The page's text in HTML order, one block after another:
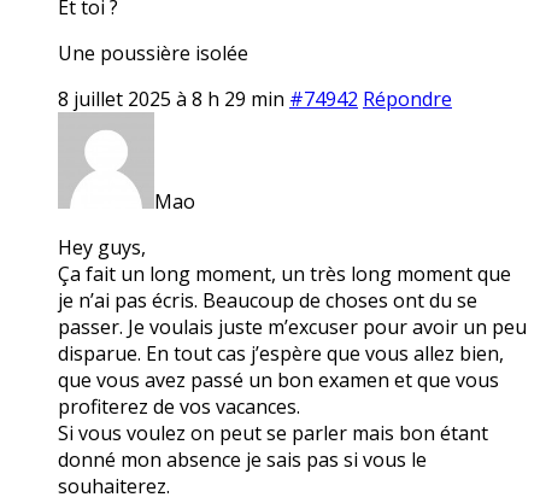
Et toi ?
Une poussière isolée
8 juillet 2025 à 8 h 29 min #74942 Répondre
Mao
Hey guys,
Ça fait un long moment, un très long moment que
je n’ai pas écris. Beaucoup de choses ont du se
passer. Je voulais juste m’excuser pour avoir un peu
disparue. En tout cas j’espère que vous allez bien,
que vous avez passé un bon examen et que vous
profiterez de vos vacances.
Si vous voulez on peut se parler mais bon étant
donné mon absence je sais pas si vous le
souhaiterez.